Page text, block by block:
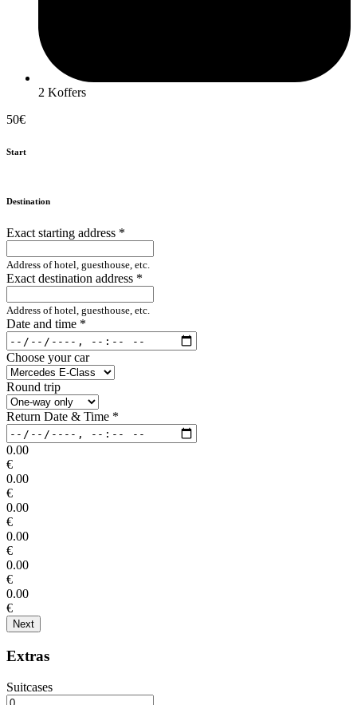
2 Koffers
50€
Start
Destination
Exact starting address *
Address of hotel, guesthouse, etc.
Exact destination address *
Address of hotel, guesthouse, etc.
Date and time *
Choose your car
Round trip
Return Date & Time *
0.00
€
0.00
€
0.00
€
0.00
€
0.00
€
0.00
€
Next
Extras
Suitcases